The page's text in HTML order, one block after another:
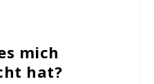
mich
hat?